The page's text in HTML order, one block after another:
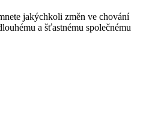
jakýchkoli změn ve chování
a šťastnému společnému